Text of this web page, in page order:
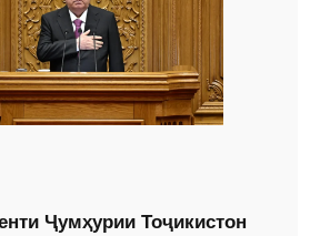
Ҷумҳурии Тоҷикистон